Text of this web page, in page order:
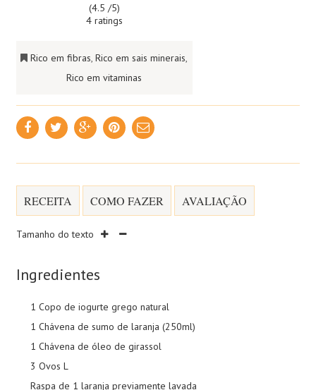
(4.5 /5)
4 ratings
Rico em fibras,Rico em sais minerais,
Rico em vitaminas
RECEITA COMO FAZER AVALIAÇÃO
Tamanho do texto
Ingredientes
1 Copo de iogurte grego natural
1 Chávena de sumo de laranja (250ml)
1 Chávena de óleo de girassol
3 Ovos L
Raspa de 1 laranja previamente lavada